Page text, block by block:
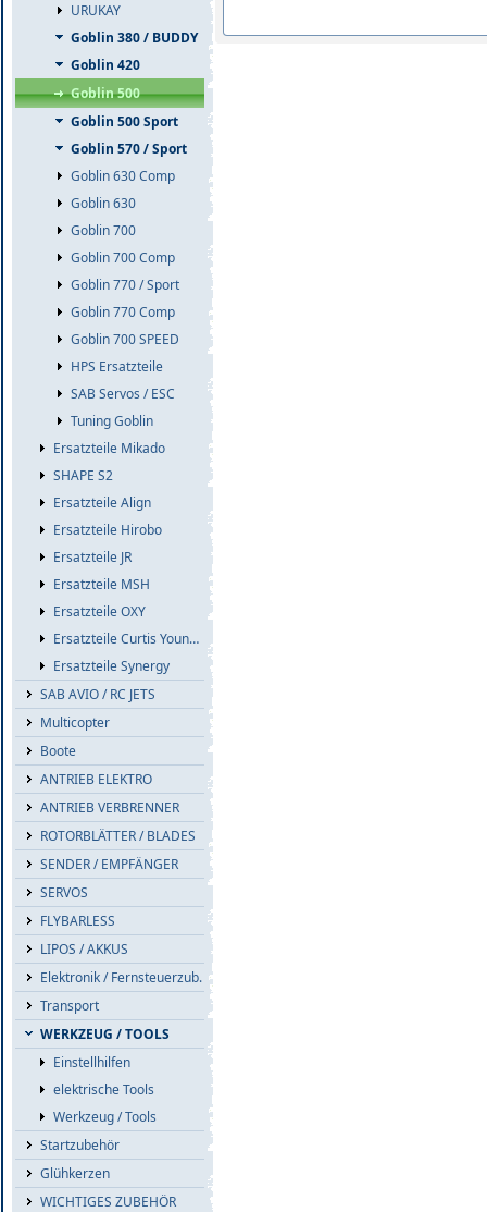
URUKAY
Goblin 380 / BUDDY
Goblin 420
Goblin 500
Goblin 500 Sport
Goblin 570 / Sport
Goblin 630 Comp
Goblin 630
Goblin 700
Goblin 700 Comp
Goblin 770 / Sport
Goblin 770 Comp
Goblin 700 SPEED
HPS Ersatzteile
SAB Servos / ESC
Tuning Goblin
Ersatzteile Mikado
SHAPE S2
Ersatzteile Align
Ersatzteile Hirobo
Ersatzteile JR
Ersatzteile MSH
Ersatzteile OXY
Ersatzteile Curtis Youngblood
Ersatzteile Synergy
SAB AVIO / RC JETS
Multicopter
Boote
ANTRIEB ELEKTRO
ANTRIEB VERBRENNER
ROTORBLÄTTER / BLADES
SENDER / EMPFÄNGER
SERVOS
FLYBARLESS
LIPOS / AKKUS
Elektronik / Fernsteuerzub.
Transport
WERKZEUG / TOOLS
Einstellhilfen
elektrische Tools
Werkzeug / Tools
Startzubehör
Glühkerzen
WICHTIGES ZUBEHÖR